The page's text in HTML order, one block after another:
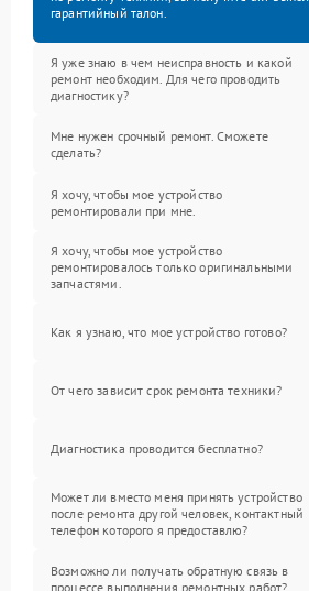
гарантийный талон.
Я уже знаю в чем неисправность и какой
ремонт необходим. Для чего проводить
диагностику?
Мне нужен срочный ремонт. Сможете
сделать?
Я хочу, чтобы мое устройство
ремонтировали при мне.
Я хочу, чтобы мое устройство
ремонтировалось только оригинальными
запчастями.
Как я узнаю, что мое устройство готово?
От чего зависит срок ремонта техники?
Диагностика проводится бесплатно?
Может ли вместо меня принять устройство
после ремонта другой человек, контактный
телефон которого я предоставлю?
Возможно ли получать обратную связь в
процессе выполнения ремонтных работ?